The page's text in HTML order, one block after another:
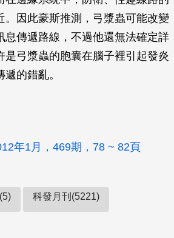
。因此豪斯推測，弓漿蟲可能改變
息傳遞路線，不過他還無法確定詳
是弓漿蟲的胞囊在腦子裡引起發炎
的錯亂。
年1月，469期，78 ~ 82頁
科發月刊(5221)